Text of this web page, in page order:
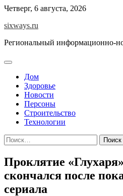
Перейти
содержимому
Четверг, 6 августа, 2026
sixways.ru
Региональный информационно-
Дом
Здоровье
Новости
Персоны
Строительство
Технологии
Найти:
Проклятие
скончался после
сериала